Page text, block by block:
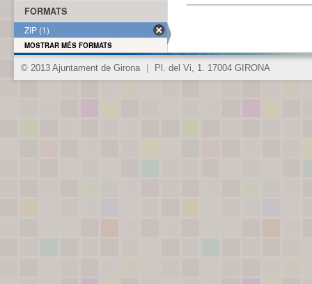
FORMATS
ZIP (1)
MOSTRAR MÉS FORMATS
© 2013 Ajuntament de Girona Pl. del Vi, 1. 17004 GIRONA